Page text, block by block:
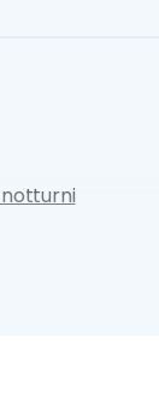
notturni